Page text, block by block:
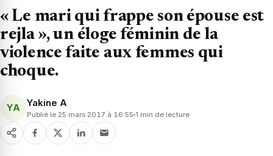
« Le mari qui frappe son épouse est
rejla », un éloge féminin de la
violence faite aux femmes qui
choque.
YA Yakine A
Publié le 25 mars 2017 à 16:55 1 min de lecture